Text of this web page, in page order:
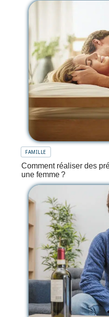
FAMILLE
Comment réaliser des
une femme ?